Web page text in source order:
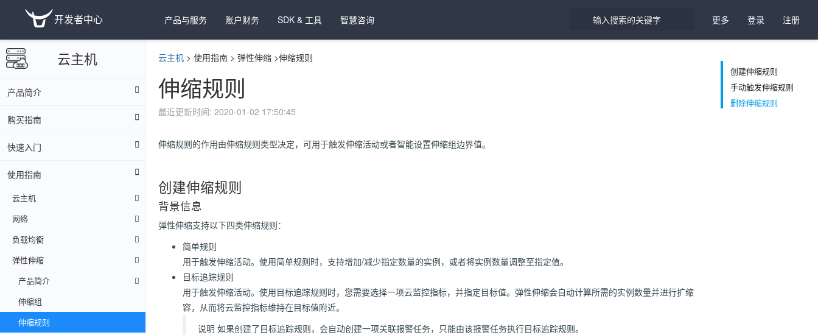
开发者中心 产品与服务 账户财务 SDK & 工具 智慧咨询 更多 登录 注册
云主机
产品简介
购买指南
快速入门
使用指南
云主机
网络
负载均衡
弹性伸缩
产品简介
伸缩组
伸缩规则
云主机 > 使用指南 > 弹性伸缩 >伸缩规则
伸缩规则
最近更新时间: 2020-01-02 17:50:45
伸缩规则的作用由伸缩规则类型决定，可用于触发伸缩活动或者智能设置伸缩组边界值。
创建伸缩规则
背景信息
弹性伸缩支持以下四类伸缩规则：
简单规则
用于触发伸缩活动。使用简单规则时，支持增加/减少指定数量的实例，或者将实例数量调整至指定值。
目标追踪规则
用于触发伸缩活动。使用目标追踪规则时，您需要选择一项云监控指标，并指定目标值。弹性伸缩会自动计算所需的实例数量并进行扩缩
容，从而将云监控指标维持在目标值附近。
说明 如果创建了目标追踪规则，会自动创建一项关联报警任务，只能由该报警任务执行目标追踪规则。
创建伸缩规则
手动触发伸缩规则
删除伸缩规则